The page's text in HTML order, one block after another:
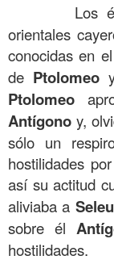
Los
orientales
conocidas en
de Ptolomeoy
Ptolomeo
Antígono y,
sólo un
hostilidades
así su actitud
aliviaba a
sobre él
hostilidades.